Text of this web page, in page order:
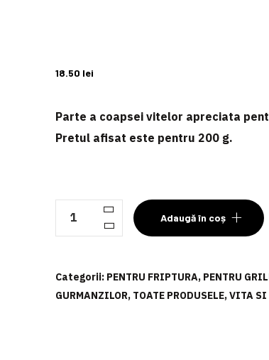
18.50 lei
Parte a coapsei vitelor apreciata
Pretul afisat este pentru 200 g.
Cantitate
Pizdulice'
Adaugă în coș
Categorii:PENTRU FRIPTURA,PENTRU
GURMANZILOR,TOATE PRODUSELE,VITA SI